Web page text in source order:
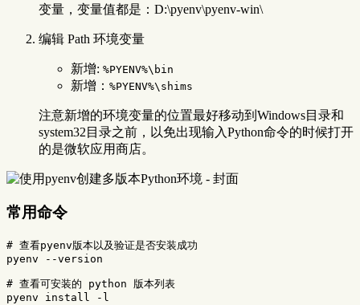
变量，变量值都是：D:\pyenv\pyenv-win\
编辑 Path 环境变量
新增: %PYENV%\bin
新增： %PYENV%\shims
注意新增的环境变量的位置最好移动到Windows目录和
system32目录之前，以免出现输入Python命令的时候打开
的是微软应用商店。
常用命令
# 查看pyenv版本以及验证是否安装成功
pyenv
--version
# 查看可安装的 python 版本列表
pyenv install -l